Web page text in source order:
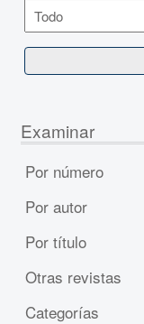
Examinar
Por número
Por autor
Por título
Otras revistas
Categorías